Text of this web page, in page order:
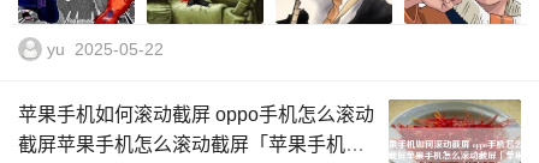
yu 2025-05-22
苹果手机如何滚动截屏 oppo手机怎么滚动
截屏苹果手机怎么滚动截屏「苹果手机如